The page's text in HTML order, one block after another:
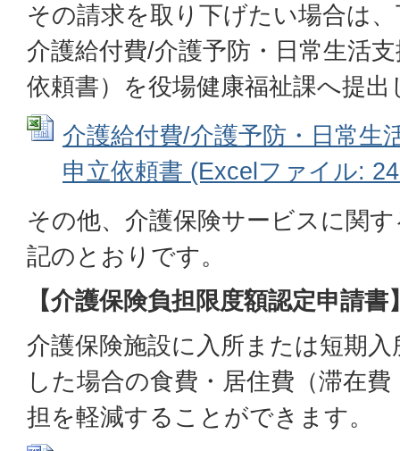
その請求を取り下げたい場合は
介護給付費/介護予防・日常生活
依頼書）を役場健康福祉課へ提
介護給付費/介護予防・日常生
申立依頼書 (Excelファイル:
その他、介護保険サービスに関
記のとおりです。
【介護保険負担限度額認定申請書
介護保険施設に入所または短期
した場合の食費・居住費（滞在
担を軽減することができます。